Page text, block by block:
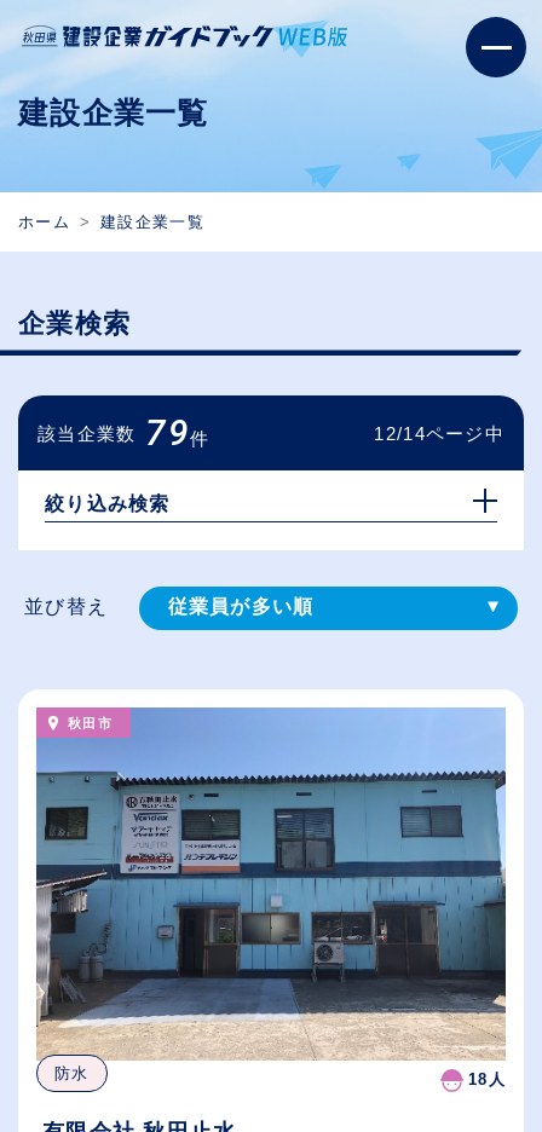
建設企業一覧
ホーム 建設企業一覧
企業検索
該当企業数 79件 12/14ページ中
絞り込み検索
並び替え 従業員が多い順
休日数が多い順
秋田市
防水 18人